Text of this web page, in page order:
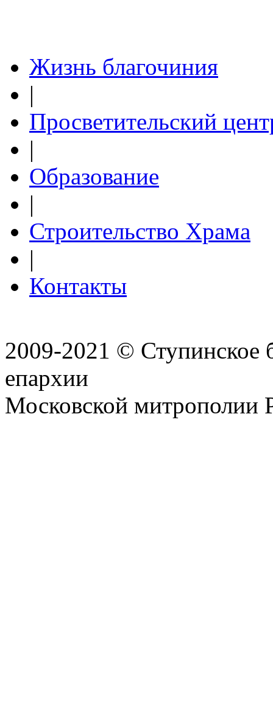
Жизнь благочиния
|
Просветительский
|
Образование
|
Строительство Храма
|
Контакты
2009-2021 © Ступинское
епархии
Московской митрополии